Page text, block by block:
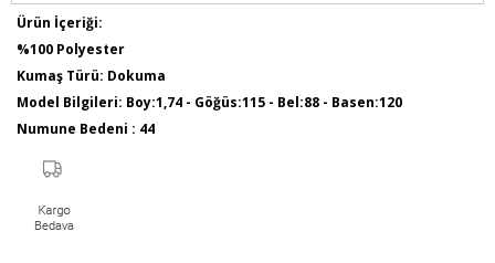
Ürün İçeriği:
%100 Polyester
Kumaş Türü: Dokuma
Model Bilgileri: Boy:1,74 - Göğüs:115 - Bel:88 - Basen:120
Numune Bedeni : 44